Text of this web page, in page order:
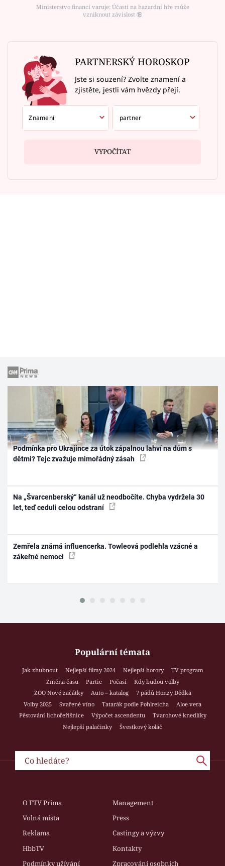
Ministerstvo financí varuje: Účastí na hazardní hře může
vzniknout závislost ⑱
PARTNERSKÝ HOROSKOP
Jste si souzení? Zvolte znamení a
zjistěte, jestli vám hvězdy přejí.
VYPOČÍTAT
Podmínka pro Ukrajince za útok zápalnou lahví na dům s
dětmi? Tejc zvažuje mimořádný zásah
Na „Švarcenberský“ kanál už neodbočíte. Chyba vydržela 30
let, teď ceduli celou odstraní
Zemřela známá influencerka. Towleová podlehla vzácné a
zákeřné nemoci
Populární témata
Jak zhubnout Nejlepší filmy 2024 Nejlepší horory
TV program
Změna času
Partie Počasí
Kdy budou volby
ZOO Nové začátky
Auto – katalog
7 pádů Honzy Dědka
Volby 2025
Svařené víno Tatarák podle Pohlreicha
Aloe vera
Pěstování lichořeřišnice
Výpočet ascendentu
Tvarohové knedlíky
Nejlepší palačinky
Švestkový koláč
O FTV Prima
Management
Volná místa
Press
Reklama
Castingy a výzvy
HbbTV
Kontakty
Podmínky užívání
Zpracování osobních